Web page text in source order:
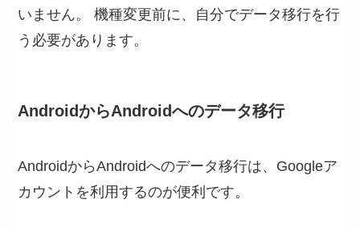
いません。 機種変更前に、自分でデータ移行を行
う必要があります。
AndroidからAndroidへのデータ移行
AndroidからAndroidへのデータ移行は、Googleア
カウントを利用するのが便利です。